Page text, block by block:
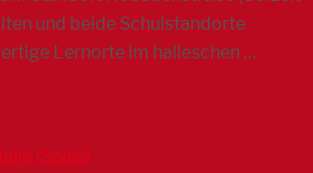
und beide Schulstandorte
Lernorte im halleschen …
(Saale)